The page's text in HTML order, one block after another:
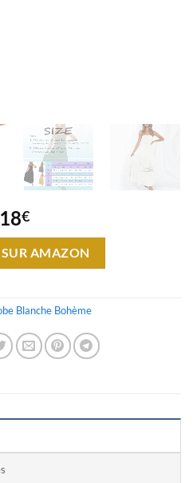
18€
AMAZON
Blanche Bohème